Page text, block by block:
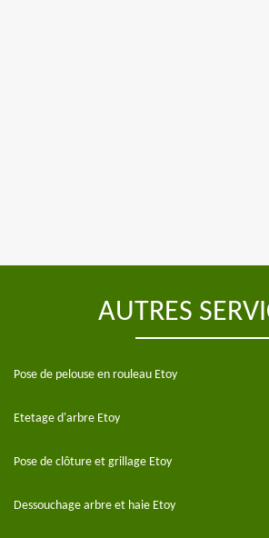
AUTRES
Pose de pelouse en rouleau Etoy
Etetage d'arbre Etoy
Pose de clôture et grillage Etoy
Dessouchage arbre et haie Etoy